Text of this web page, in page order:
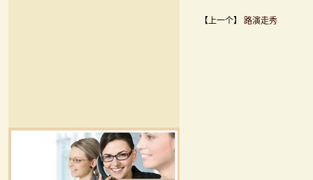
【上一个】 路演走秀